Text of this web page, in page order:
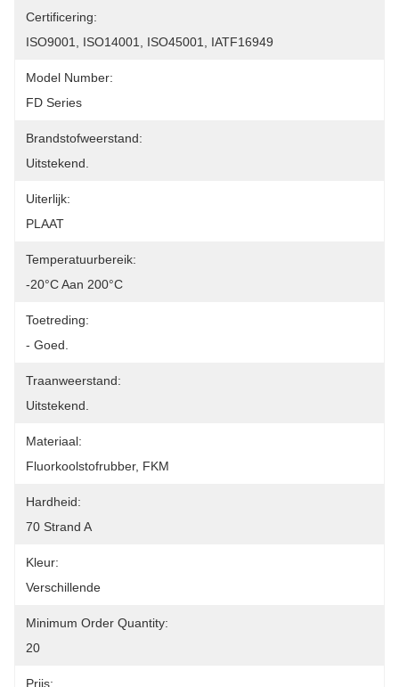
Certificering:
ISO9001, ISO14001, ISO45001, IATF16949
Model Number:
FD Series
Brandstofweerstand:
Uitstekend.
Uiterlijk:
PLAAT
Temperatuurbereik:
-20°C Aan 200°C
Toetreding:
- Goed.
Traanweerstand:
Uitstekend.
Materiaal:
Fluorkoolstofrubber, FKM
Hardheid:
70 Strand A
Kleur:
Verschillende
Minimum Order Quantity:
20
Prijs: